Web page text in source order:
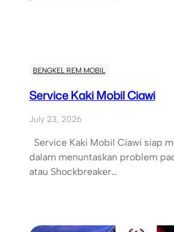
BENGKEL REM MOBIL
Service Kaki Mobil Ciawi
July 23, 2026
Service Kaki Mobil Ciawi siap
dalam menuntaskan problem
atau Shockbreaker…